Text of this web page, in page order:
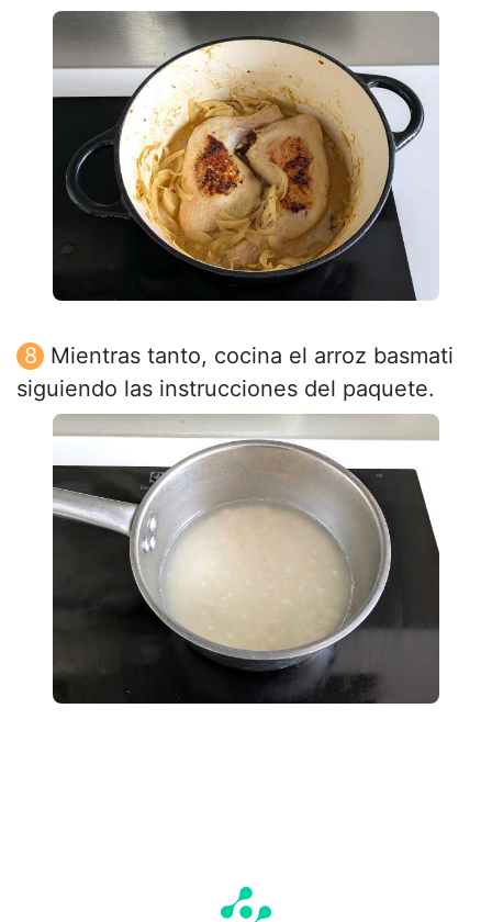
Mientras tanto, cocina el arroz basmati
siguiendo las instrucciones del paquete.